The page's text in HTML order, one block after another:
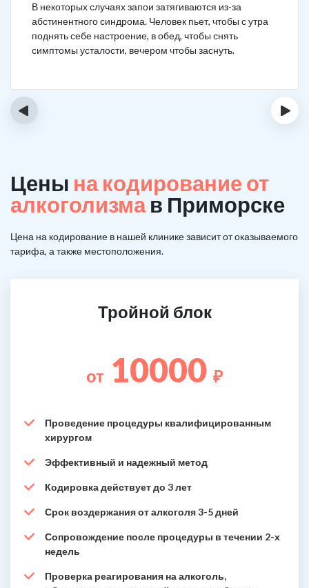
В некоторых случаях запои затягиваются из-за
абстинентного синдрома. Человек пьет, чтобы с утра
поднять себе настроение, в обед, чтобы снять
симптомы усталости, вечером чтобы заснуть.
‹ ›
Цены на кодирование от
алкоголизмав Приморске
Цена на кодирование в нашей клинике зависит от оказываемого
тарифа, а также местоположения.
Тройной блок
от 10000 ₽
Проведение процедуры квалифицированным
хирургом
Эффективный и надежный метод
Кодировка действует до 3 лет
Срок воздержания от алкоголя 3-5 дней
Сопровождение после процедуры в течении 2-х
недель
Проверка реагирования на алкоголь,